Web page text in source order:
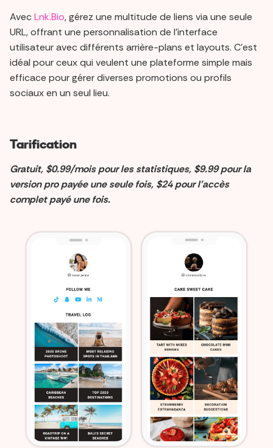
AvecLnk.Bio, gérez une multitude de liens via une seule
URL, offrant une personnalisation de l'interface
utilisateur avec différents arrière-plans et layouts. C'est
idéal pour ceux qui veulent une plateforme simple mais
efficace pour gérer diverses promotions ou profils
sociaux en un seul lieu.
Tarification
Gratuit, $0.99/mois pour les statistiques, $9.99 pour la
version pro payée une seule fois, $24 pour l'accès
complet payé une fois.